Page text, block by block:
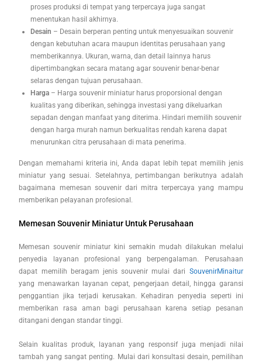
proses produksi di tempat yang terpercaya juga sangat
menentukan hasil akhirnya.
Desain – Desain berperan penting untuk menyesuaikan souvenir
dengan kebutuhan acara maupun identitas perusahaan yang
memberikannya. Ukuran, warna, dan detail lainnya harus
dipertimbangkan secara matang agar souvenir benar-benar
selaras dengan tujuan perusahaan.
Harga – Harga souvenir miniatur harus proporsional dengan
kualitas yang diberikan, sehingga investasi yang dikeluarkan
sepadan dengan manfaat yang diterima. Hindari memilih souvenir
dengan harga murah namun berkualitas rendah karena dapat
menurunkan citra perusahaan di mata penerima.
Dengan memahami kriteria ini, Anda dapat lebih tepat memilih jenis
miniatur yang sesuai. Setelahnya, pertimbangan berikutnya adalah
bagaimana memesan souvenir dari mitra terpercaya yang mampu
memberikan pelayanan profesional.
Memesan Souvenir Miniatur Untuk Perusahaan
Memesan souvenir miniatur kini semakin mudah dilakukan melalui
penyedia layanan profesional yang berpengalaman. Perusahaan
dapat memilih beragam jenis souvenir mulai dari SouvenirMinaitur
yang menawarkan layanan cepat, pengerjaan detail, hingga garansi
penggantian jika terjadi kerusakan. Kehadiran penyedia seperti ini
memberikan rasa aman bagi perusahaan karena setiap pesanan
ditangani dengan standar tinggi.
Selain kualitas produk, layanan yang responsif juga menjadi nilai
tambah yang sangat penting. Mulai dari konsultasi desain, pemilihan